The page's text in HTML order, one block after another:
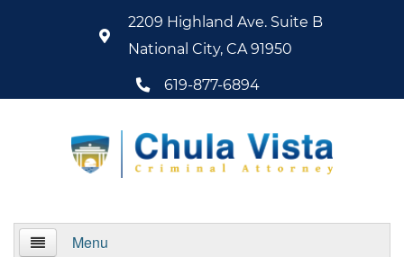
2209 Highland Ave. Suite B
National City, CA 91950
619-877-6894
Menu